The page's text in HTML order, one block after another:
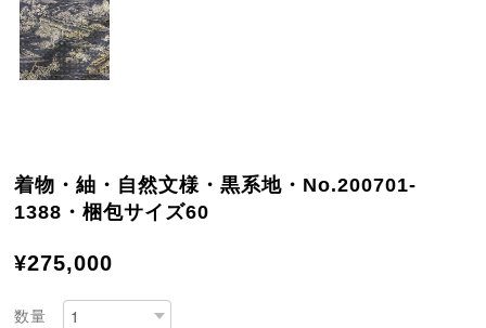
着物・紬・自然文様・黒系地・No.200701-
1388・梱包サイズ60
¥275,000
数量